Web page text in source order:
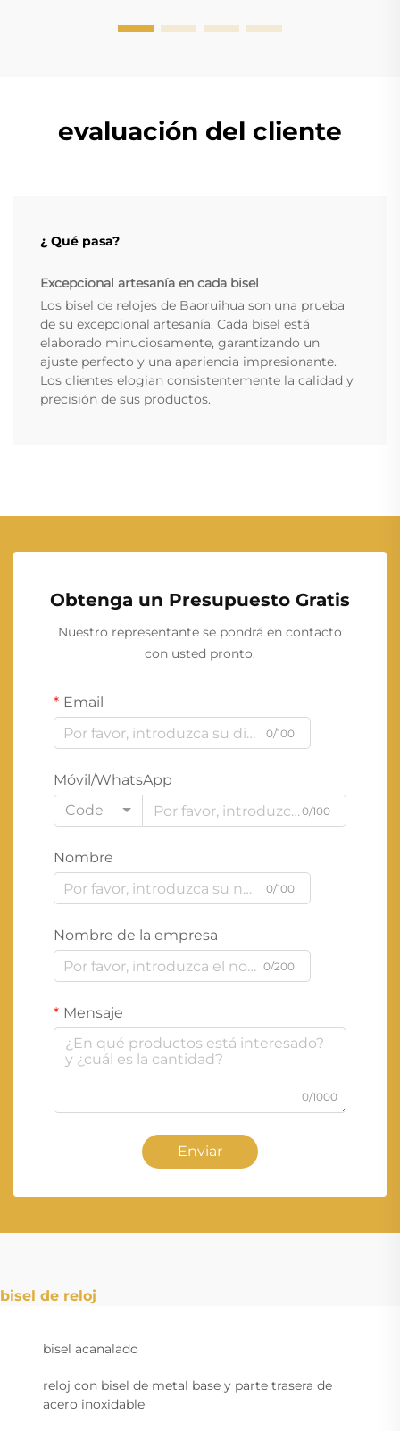
evaluación del cliente
¿ Qué pasa?
Excepcional artesanía en cada bisel
Los bisel de relojes de Baoruihua son una prueba
de su excepcional artesanía. Cada bisel está
elaborado minuciosamente, garantizando un
ajuste perfecto y una apariencia impresionante.
Los clientes elogian consistentemente la calidad y
precisión de sus productos.
Obtenga un Presupuesto Gratis
Nuestro representante se pondrá en contacto
con usted pronto.
Email
0/100
Móvil/WhatsApp
Code
0/100
Nombre
0/100
Nombre de la empresa
0/200
Mensaje
0/1000
Enviar
bisel de reloj
bisel acanalado
reloj con bisel de metal base y parte trasera de
acero inoxidable